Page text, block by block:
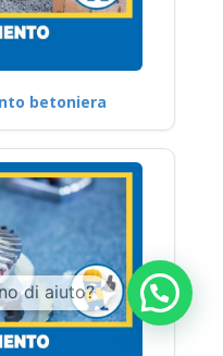
betoniera